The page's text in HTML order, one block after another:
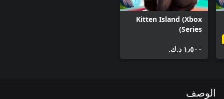
Kitten Island (Xbox
Series)
١٫٥٠٠ د.ك.‏
الوصف